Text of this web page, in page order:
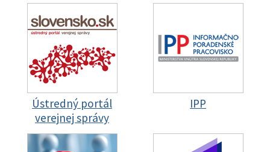
Ústredný portál
verejnej správy
IPP